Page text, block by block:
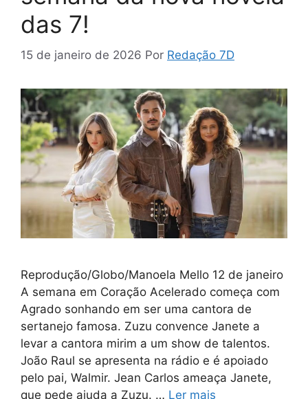
das 7!
15 de janeiro de 2026 Por Redação 7D
Reprodução/Globo/Manoela Mello 12 de janeiro
A semana em Coração Acelerado começa com
Agrado sonhando em ser uma cantora de
sertanejo famosa. Zuzu convence Janete a
levar a cantora mirim a um show de talentos.
João Raul se apresenta na rádio e é apoiado
pelo pai, Walmir. Jean Carlos ameaça Janete,
que pede ajuda a Zuzu. … Ler mais